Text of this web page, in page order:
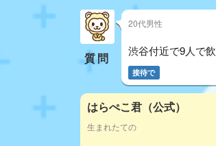
質問
20代男性
渋谷付近で9人で
接待で
はらぺこ君（公式）
生まれたての